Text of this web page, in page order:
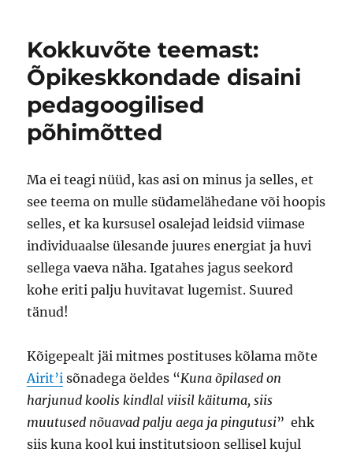
Kokkuvõte teemast:
Õpikeskkondade disaini
pedagoogilised
põhimõtted
Ma ei teagi nüüd, kas asi on minus ja selles, et
see teema on mulle südamelähedane või hoopis
selles, et ka kursusel osalejad leidsid viimase
individuaalse ülesande juures energiat ja huvi
sellega vaeva näha. Igatahes jagus seekord
kohe eriti palju huvitavat lugemist. Suured
tänud!
Kõigepealt jäi mitmes postituses kõlama mõte
Airit’i sõnadega öeldes “Kuna õpilased on
harjunud koolis kindlal viisil käituma, siis
muutused nõuavad palju aega ja pingutusi” ehk
siis kuna kool kui institutsioon sellisel kujul